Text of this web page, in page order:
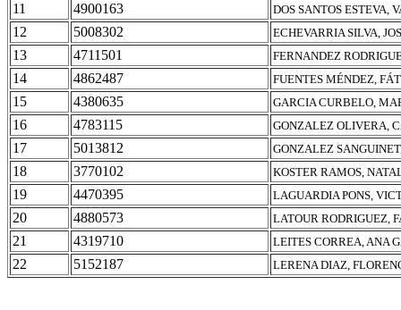
11 4900163 DOS SANTOS ESTEVA,
12 5008302 ECHEVARRIA SILVA,
13 4711501 FERNANDEZ
14 4862487 FUENTES MÉNDEZ,
15 4380635 GARCIA CURBELO,
16 4783115 GONZALEZ OLIVERA,
17 5013812 GONZALEZ
18 3770102 KOSTER RAMOS,
19 4470395 LAGUARDIA PONS,
20 4880573 LATOUR RODRIGUEZ,
21 4319710 LEITES CORREA, ANA
22 5152187 LERENA DIAZ,